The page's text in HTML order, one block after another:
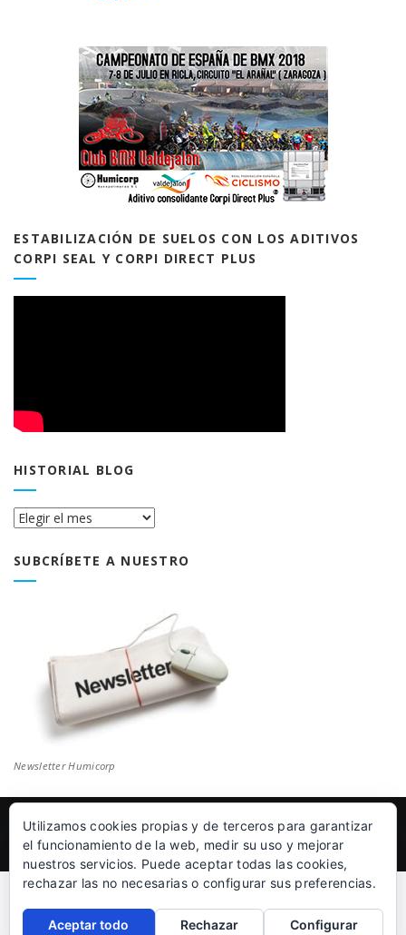
ESTABILIZACIÓN DE SUELOS CON LOS ADITIVOS
CORPI SEAL Y CORPI DIRECT PLUS
HISTORIAL BLOG
Historial
SUBCRÍBETE A NUESTRO
Newsletter Humicorp
© Humicorp Nanopolímeros S.L 2011-2026| Aviso Legal
Utilizamos cookies propias y de terceros para garantizar
el funcionamiento de la web, medir su uso y mejorar
nuestros servicios. Puede aceptar todas las cookies,
rechazar las no necesarias o configurar sus preferencias.
Aceptar todo Rechazar Configurar